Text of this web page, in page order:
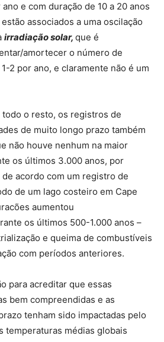
e com duração de 10 a 20 anos
associados a uma oscilação
irradiação solar, que é
amortecer o número de
2 por ano, e claramente não é um
o resto, os registros de
de muito longo prazo também
não houve nenhum na maior
os últimos 3.000 anos, por
acordo com um registro de
de um lago costeiro em Cape
aumentou
os últimos 500-1.000 anos –
e queima de combustíveis
com períodos anteriores.
para acreditar que essas
bem compreendidas e as
tenham sido impactadas pelo
temperaturas médias globais